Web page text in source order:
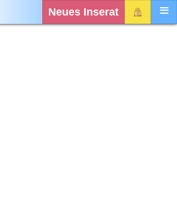
Neues Inserat